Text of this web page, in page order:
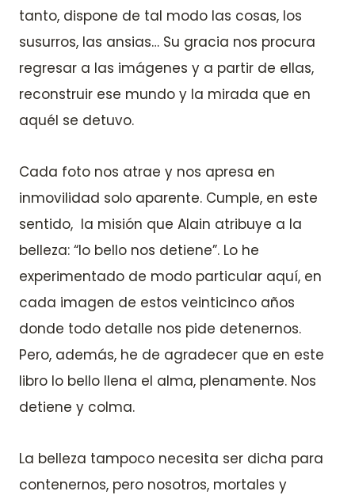
tanto, dispone de tal modo las cosas, los
susurros, las ansias… Su gracia nos procura
regresar a las imágenes y a partir de ellas,
reconstruir ese mundo y la mirada que en
aquél se detuvo.
Cada foto nos atrae y nos apresa en
inmovilidad solo aparente. Cumple, en este
sentido, la misión que Alain atribuye a la
belleza: “lo bello nos detiene”. Lo he
experimentado de modo particular aquí, en
cada imagen de estos veinticinco años
donde todo detalle nos pide detenernos.
Pero, además, he de agradecer que en este
libro lo bello llena el alma, plenamente. Nos
detiene y colma.
La belleza tampoco necesita ser dicha para
contenernos, pero nosotros, mortales y